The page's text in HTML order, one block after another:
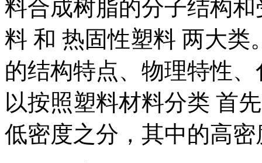
料合成树脂的分子结构
料 和 热固性塑料 两大类
的结构特点、物理特性
以按照塑料材料分类 首
低密度之分，其中的高密